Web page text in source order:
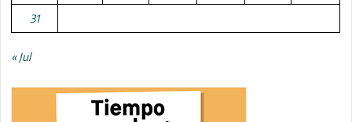
31
« Jul